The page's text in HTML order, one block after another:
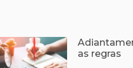
as regras